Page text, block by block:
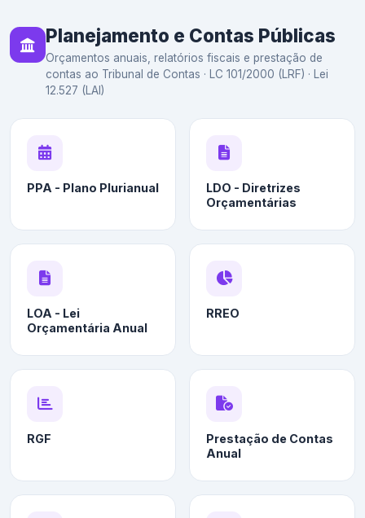
Planejamento e Contas Públicas
Orçamentos anuais, relatórios fiscais e prestação de
contas ao Tribunal de Contas · LC 101/2000 (LRF) · Lei
12.527 (LAI)
PPA - Plano Plurianual
LDO - Diretrizes
Orçamentárias
LOA - Lei
Orçamentária Anual
RREO
RGF
Prestação de Contas
Anual